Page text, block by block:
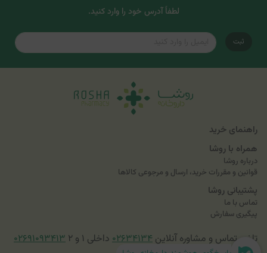
لطفاً آدرس خود را وارد کنید.
ثبت
راهنمای خرید
همراه با روشا
درباره روشا
قوانین و مقررات خرید، ارسال و مرجوعی کالاها
پشتیبانی روشا
تماس با ما
پیگیری سفارش
تلفن تماس و مشاوره آنلاین ۰۲۶۳۴۱۳۴ داخلی ۱ و ۲ ۰۲۶۹۱۰۹۳۴۱۳